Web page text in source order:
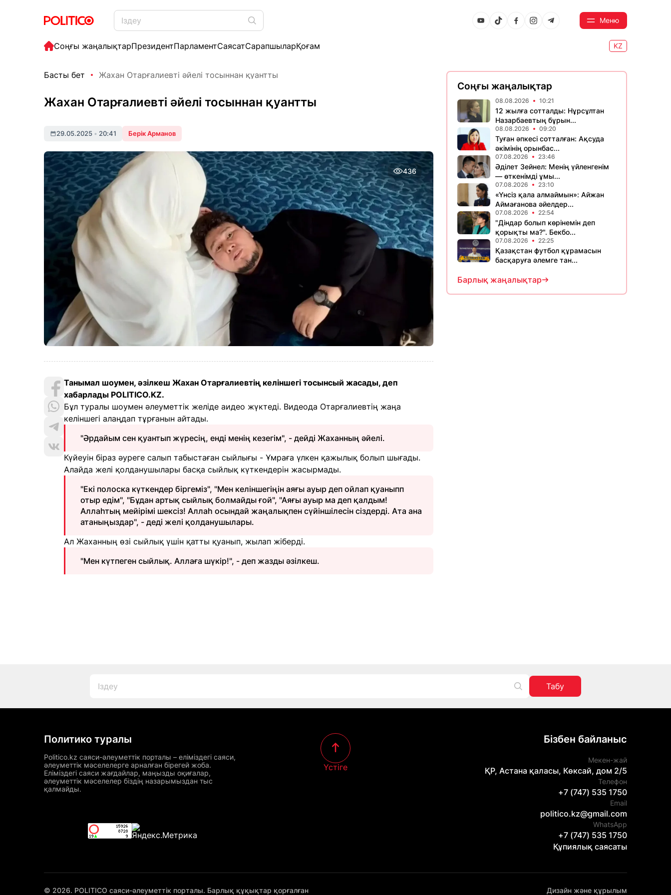
Меню
Соңғы жаңалықтарПрезидентПарламентСаясатСарапшыларҚоғам KZ
Басты бет Жахан Отарғалиевті әйелі тосыннан қуантты
Жахан Отарғалиевті әйелі тосыннан қуантты
29.05.2025 • 20:41 Берік Арманов
436
Танымал шоумен, әзілкеш Жахан Отарғалиевтің келіншегі тосынсый жасады, деп
хабарлады POLITICO.KZ.
Бұл туралы шоумен әлеуметтік желіде аидео жүктеді. Видеода Отарғалиевтің жаңа
келіншегі алаңдап тұрғанын айтады.
"Әрдайым сен қуантып жүресің, енді менің кезегім", - дейді Жаханның әйелі.
Күйеуін біраз әуреге салып табыстаған сыйлығы - Ұмраға үлкен қажылық болып шығады.
Алайда желі қолданушылары басқа сыйлық күткендерін жасырмады.
"Екі полоска күткендер біргеміз", "Мен келіншегіңін аяғы ауыр деп ойлап қуаныпп
отыр едім", "Бұдан артық сыйлық болмайды ғой", "Аяғы ауыр ма деп қалдым!
Аллаһтың мейірімі шексіз! Аллаһ осындай жаңалықпен сүйіншілесін сіздерді. Ата ана
атаныңыздар", - деді желі қолданушылары.
Ал Жаханның өзі сыйлық үшін қатты қуанып, жылап жіберді.
"Мен күтпеген сыйлық. Аллаға шүкір!", - деп жазды әзілкеш.
Соңғы жаңалықтар
08.08.2026 10:21
12 жылға сотталды: Нұрсұлтан
Назарбаевтың бұрын...
08.08.2026 09:20
Туған әпкесі сотталған: Ақсуда
әкімінің орынбас...
07.08.2026 23:46
Әділет Зейнел: Менің үйленгенім
— өткенімді ұмы...
07.08.2026 23:10
«Үнсіз қала алмаймын»: Айжан
Аймағанова әйелдер...
07.08.2026 22:54
"Діндар болып көрінемін деп
қорықты ма?". Бекбо...
07.08.2026 22:25
Қазақстан футбол құрамасын
басқаруға әлемге тан...
Барлық жаңалықтар
Табу
Политико туралы
Politico.kz саяси-әлеуметтік порталы – еліміздегі саяси,
әлеуметтік мәселелерге арналған бірегей жоба.
Еліміздегі саяси жағдайлар, маңызды оқиғалар,
әлеуметтік мәселелер біздің назарымыздан тыс
қалмайды.
Үстіге
Бізбен байланыс
Мекен-жай
ҚР, Астана қаласы, Көксай, дом 2/5
Телефон
+7 (747) 535 1750
Email
politico.kz@gmail.com
WhatsApp
+7 (747) 535 1750
Құпиялық саясаты
© 2026. POLITICO саяси-әлеуметтік порталы. Барлық құқықтар қорғалған Дизайн және құрылым